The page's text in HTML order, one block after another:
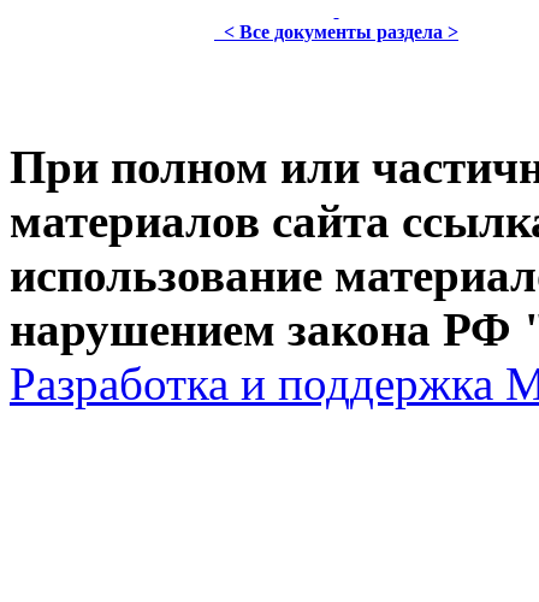
< Все документы раздела >
При полном или
материалов сайта
использование
нарушением закона РФ
Разработка и